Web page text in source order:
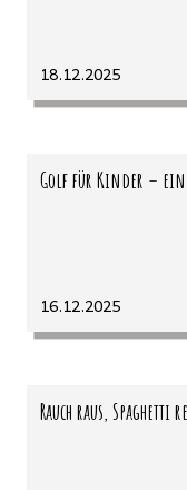
18.12.2025
Golf für Kinder –
16.12.2025
Rauch raus,